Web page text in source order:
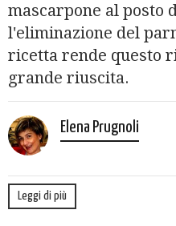
mascarpone al posto
l'eliminazione del
ricetta rende questo
grande riuscita.
Elena Prugnoli
Leggi di più